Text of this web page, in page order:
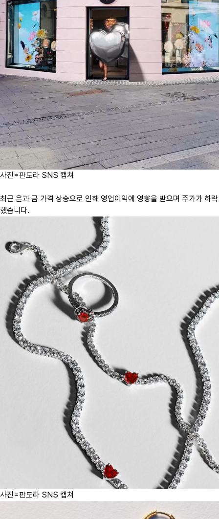
사진=판도라 SNS 캡쳐
최근 은과 금 가격 상승으로 인해 영업이익에 영향을 받으며 주가가 하락
했습니다.
사진=판도라 SNS 캡쳐